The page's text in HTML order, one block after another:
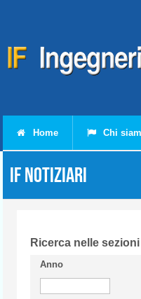
Home Chi
IF Notiziari
Ricerca nelle sezioni
Anno